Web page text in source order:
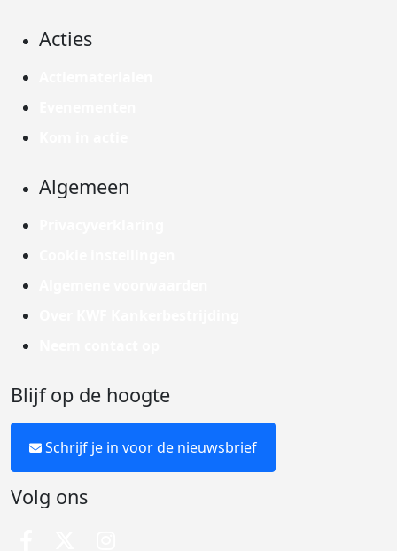
Acties
Algemeen
Blijf op de hoogte
Schrijf je in voor de nieuwsbrief
Volg ons